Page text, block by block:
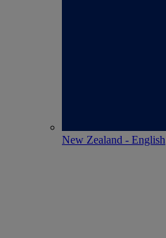
New Zealand - English